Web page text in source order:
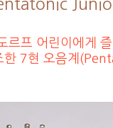
르프 어린이에게
7현 오음계